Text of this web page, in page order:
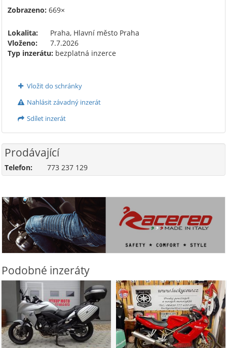
Zobrazeno: 669×
Lokalita:
Praha, Hlavní město Praha
Vloženo:
7.7.2026
Typ inzerátu: bezplatná inzerce
Vložit do schránky
Nahlásit závadný inzerát
Sdílet inzerát
Prodávající
Telefon: 773 237 129
Podobné inzeráty